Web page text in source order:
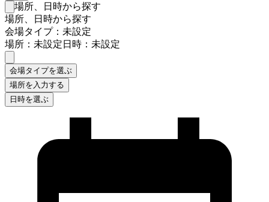
検索フォームを閉じる
場所、日時から探す
場所、日時から探す
会場タイプ：未設定
場所：未設定日時：未設定
会場タイプを選ぶ
場所を入力する
日時を選ぶ